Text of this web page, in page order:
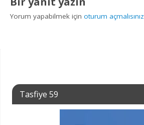
Yorum yapabilmek içinoturum açmalısınız
Tasfiye 59